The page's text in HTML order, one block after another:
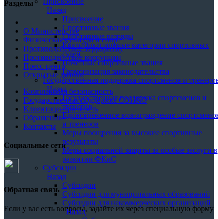
Назад
Присвоение
Спортивные звания
Спортивные разряды
Квалификационные категории спортивных
судей
Почетные спортивные звания
Гармонизация законодательства
Государственная поддержка спортсменов и
Назад
Государственная поддержка спортсменов и
тренеров
Единовременное вознаграждение
и тренеров
Меры поощрения за высокие спортивные
результаты
Меры социальной защиты за особые заслуги в
развитии ФКиС
Субсидии
Назад
Субсидии
Субсидии для муниципальных образований
Субсидии для некоммерческих организаций
Назад
Разделы
О Министерстве
Физическая культура и спорт
Противодействие терроризму
Противодействие коррупции
Пресс-центр
Открытые данные
Комплексная безопасность
Государственная поддержка СОНКО
Клиентоцентричность
Обращения
Контакты
Социальные сети
Обратная связь
Если у вас есть вопросы, задайте их через специальную форму